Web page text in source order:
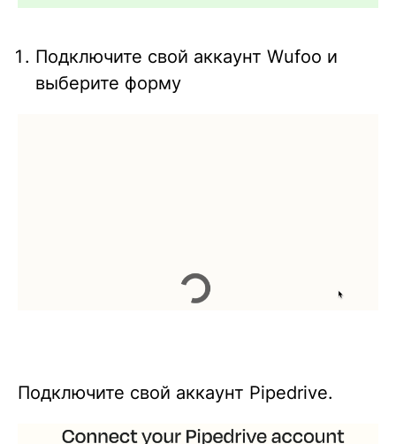
Подключите свой аккаунт Wufoo и
выберите форму
Подключите свой аккаунт Pipedrive.